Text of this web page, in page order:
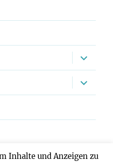
anzeigen
anzeigen
Inhalte und Anzeigen zu